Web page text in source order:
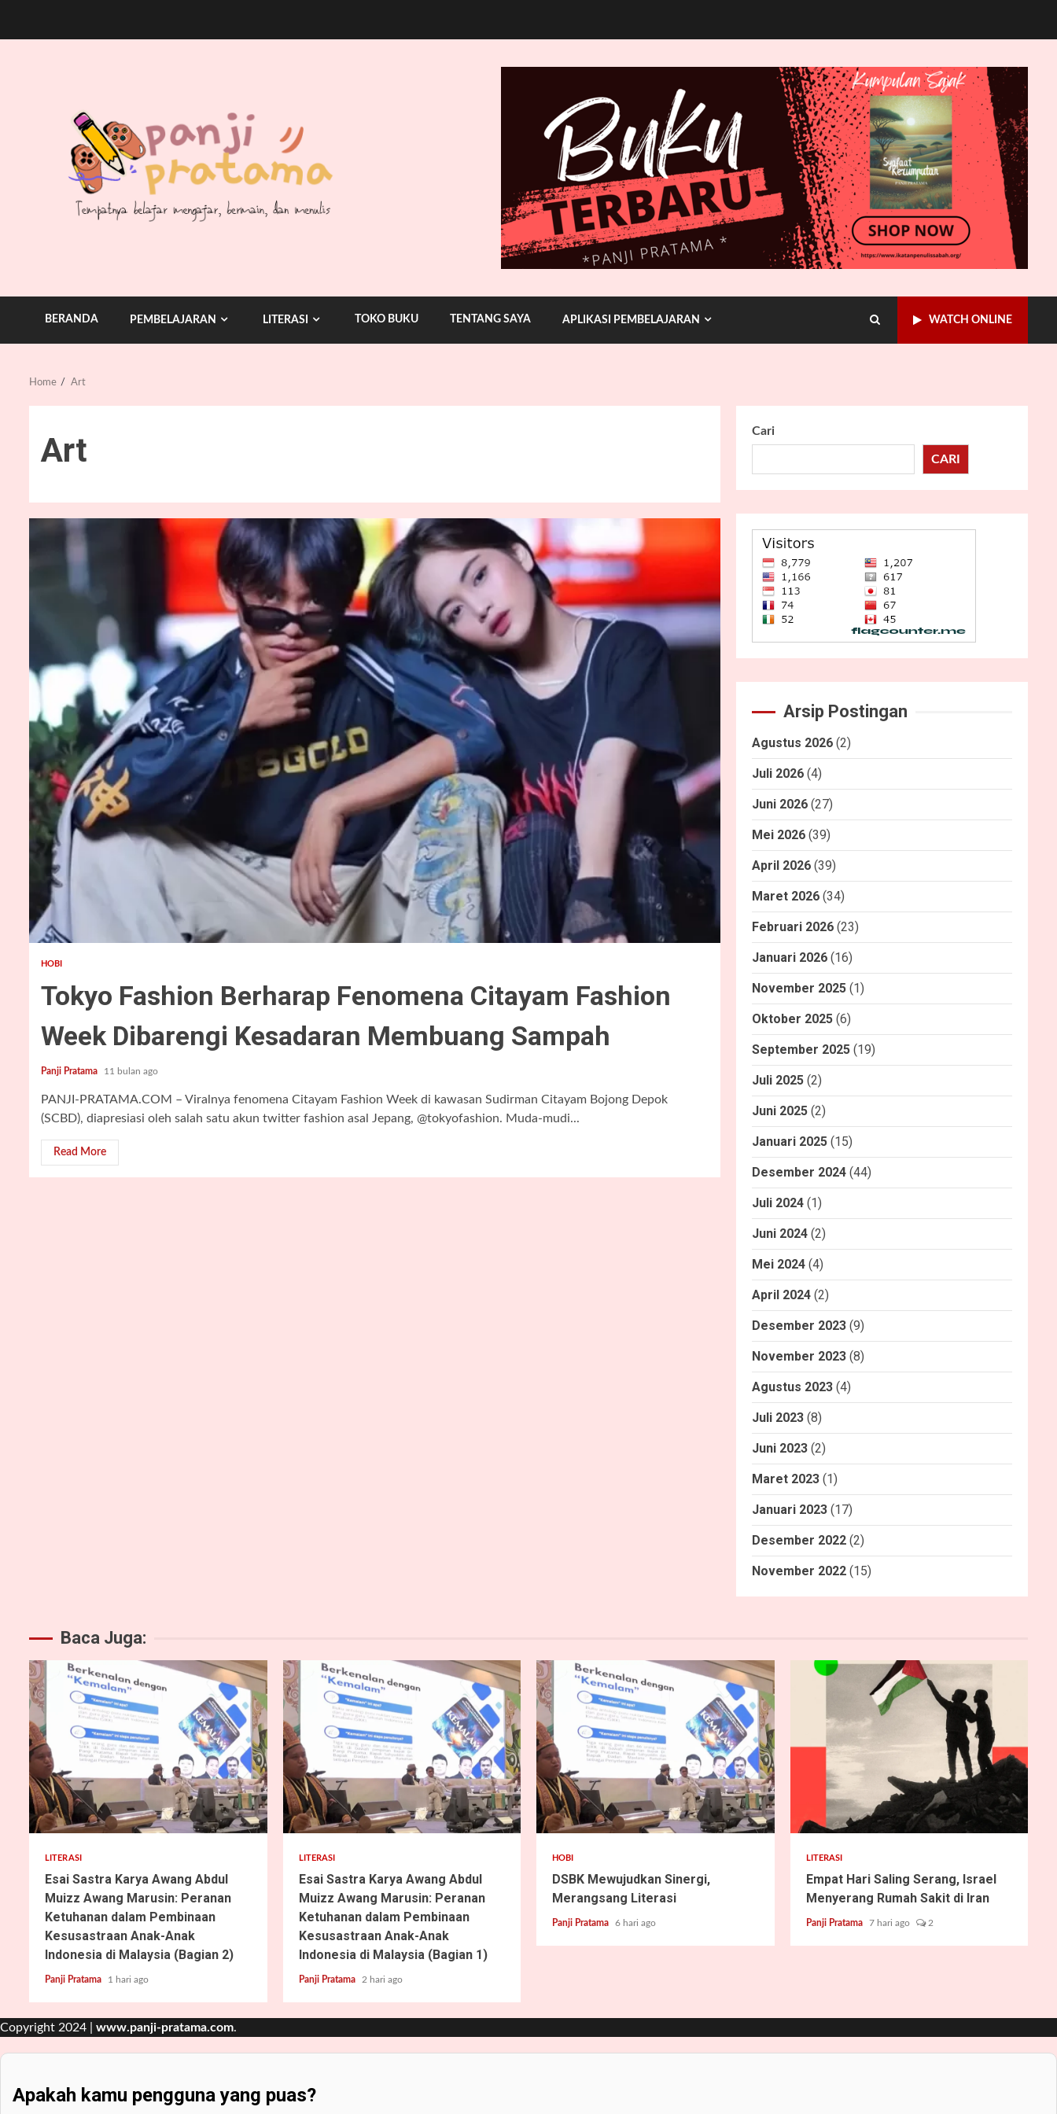
BERANDA PEMBELAJARAN LITERASI TOKO BUKU TENTANG SAYA APLIKASI PEMBELAJARAN WATCH ONLINE
Home Art
Art
HOBI
Tokyo Fashion Berharap Fenomena Citayam Fashion
Week Dibarengi Kesadaran Membuang Sampah
Panji Pratama 11 bulan ago
PANJI-PRATAMA.COM – Viralnya fenomena Citayam Fashion Week di kawasan Sudirman Citayam Bojong Depok
(SCBD), diapresiasi oleh salah satu akun twitter fashion asal Jepang, @tokyofashion. Muda-mudi...
Read More
Cari
CARI
Arsip Postingan
Agustus 2026 (2)
Juli 2026 (4)
Juni 2026 (27)
Mei 2026 (39)
April 2026 (39)
Maret 2026 (34)
Februari 2026 (23)
Januari 2026 (16)
November 2025 (1)
Oktober 2025 (6)
September 2025 (19)
Juli 2025 (2)
Juni 2025 (2)
Januari 2025 (15)
Desember 2024 (44)
Juli 2024 (1)
Juni 2024 (2)
Mei 2024 (4)
April 2024 (2)
Desember 2023 (9)
November 2023 (8)
Agustus 2023 (4)
Juli 2023 (8)
Juni 2023 (2)
Maret 2023 (1)
Januari 2023 (17)
Desember 2022 (2)
November 2022 (15)
Baca Juga:
5 min read
LITERASI
Esai Sastra Karya Awang Abdul
Muizz Awang Marusin: Peranan
Ketuhanan dalam Pembinaan
Kesusastraan Anak-Anak
Indonesia di Malaysia (Bagian 2)
Panji Pratama 1 hari ago
4 min read
LITERASI
Esai Sastra Karya Awang Abdul
Muizz Awang Marusin: Peranan
Ketuhanan dalam Pembinaan
Kesusastraan Anak-Anak
Indonesia di Malaysia (Bagian 1)
Panji Pratama 2 hari ago
2 min read
HOBI
DSBK Mewujudkan Sinergi,
Merangsang Literasi
Panji Pratama 6 hari ago
LITERASI
Empat Hari Saling Serang, Israel
Menyerang Rumah Sakit di Iran
Panji Pratama 7 hari ago 2
Copyright 2024 | www.panji-pratama.com.
Apakah kamu pengguna yang puas?